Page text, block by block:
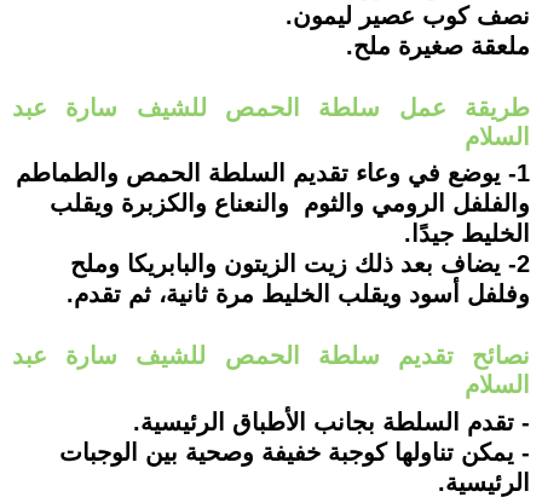
نصف كوب عصير ليمون.
ملعقة صغيرة ملح.
طريقة عمل سلطة الحمص للشيف سارة عبد
السلام
1- يوضع في وعاء تقديم السلطة الحمص والطماطم
والفلفل الرومي والثوم والنعناع والكزبرة ويقلب
الخليط جيدًا.
2- يضاف بعد ذلك زيت الزيتون والبابريكا وملح
وفلفل أسود ويقلب الخليط مرة ثانية، ثم تقدم.
نصائح تقديم سلطة الحمص للشيف سارة عبد
السلام
- تقدم السلطة بجانب الأطباق الرئيسية.
- يمكن تناولها كوجبة خفيفة وصحية بين الوجبات
الرئيسية.